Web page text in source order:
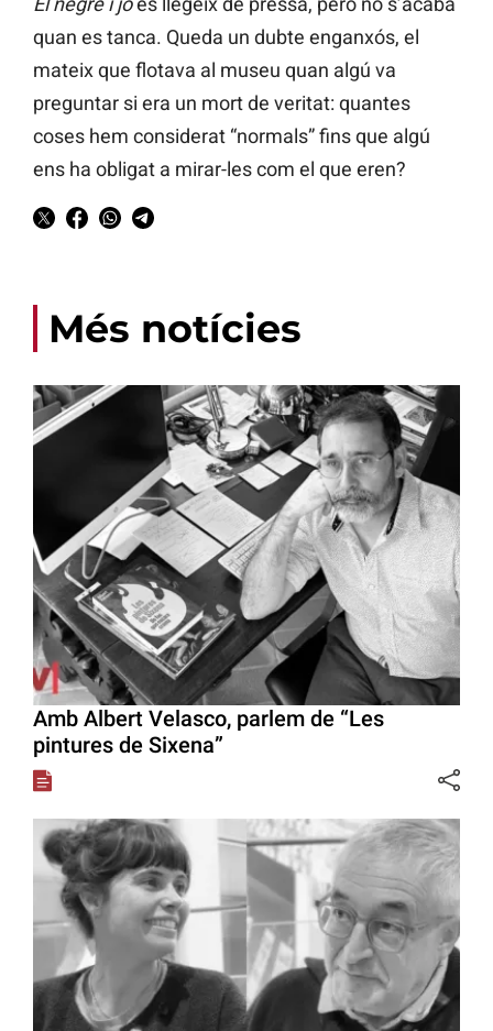
quan es tanca. Queda un dubte enganxós, el
mateix que flotava al museu quan algú va
preguntar si era un mort de veritat: quantes
coses hem considerat “normals” fins que algú
ens ha obligat a mirar-les com el que eren?
Més notícies
Amb Albert Velasco, parlem de “Les
pintures de Sixena”